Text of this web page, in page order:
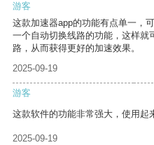
游客
这款加速器app的功能有点单一，
一个自动切换线路的功能，这样就
路，从而获得更好的加速效果。
2025-09-19
游客
这款软件的功能非常强大，使用起
2025-09-19